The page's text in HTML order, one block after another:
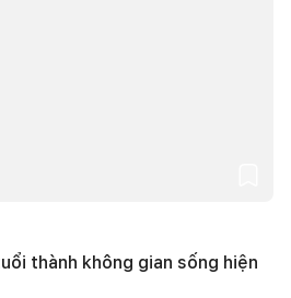
thành không gian sống hiện